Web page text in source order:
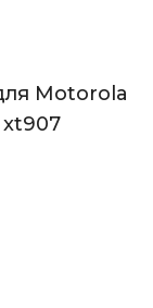
Motorola
xt907